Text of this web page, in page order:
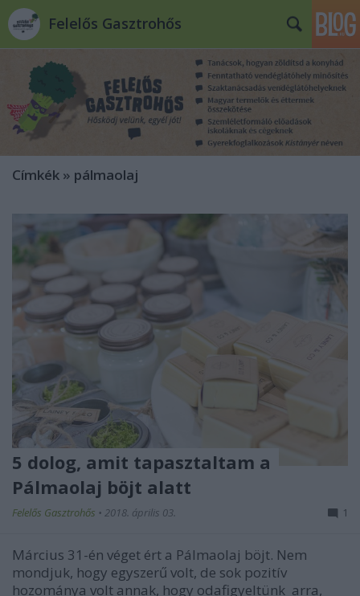
Felelős Gasztrohős
Címkék » pálmaolaj
5 dolog, amit tapasztaltam a
Pálmaolaj böjt alatt
Felelős Gasztrohős • 2018. április 03. 1
Március 31-én véget ért a Pálmaolaj böjt. Nem
mondjuk, hogy egyszerű volt, de sok pozitív
hozománya volt annak, hogy odafigyeltünk arra,